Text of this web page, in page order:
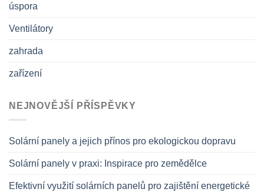
úspora
Ventilátory
zahrada
zařízení
NEJNOVĚJŠÍ PŘÍSPĚVKY
Solární panely a jejich přínos pro ekologickou dopravu
Solární panely v praxi: Inspirace pro zemědělce
Efektivní využití solárních panelů pro zajištění energetické